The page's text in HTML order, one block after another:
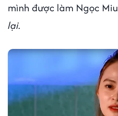
mình được làm Ngọc Miu
lại.